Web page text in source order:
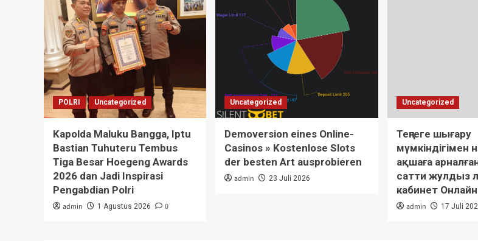
POLRI Uncategorized
Kapolda Maluku Bangga, Iptu
Bastian Tuhuteru Tembus
Tiga Besar Hoegeng Awards
2026 dan Jadi Inspirasi
Pengabdian Polri
admin 1 Agustus 2026 0
Uncategorized
Demoversion eines Online-
Casinos » Kostenlose Slots
der besten Art ausprobieren
admin 23 Juli 2026
Uncategorized
Теңгеге шығару
мүмкіндігімен
ақшаға
сатти жулдыз
кабинет
admin 17 Juli